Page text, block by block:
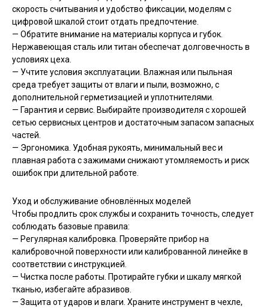
скорость считывания и удобство фиксации, моделям с
цифровой шкалой стоит отдать предпочтение.
— Обратите внимание на материалы корпуса и губок.
Нержавеющая сталь или титан обеспечат долговечность в
условиях цеха.
— Учтите условия эксплуатации. Влажная или пыльная
среда требует защиты от влаги и пыли, возможно, с
дополнительной герметизацией и уплотнителями.
— Гарантия и сервис. Выбирайте производителя с хорошей
сетью сервисных центров и достаточным запасом запасных
частей.
— Эргономика. Удобная рукоять, минимальный вес и
плавная работа с зажимами снижают утомляемость и риск
ошибок при длительной работе.
Уход и обслуживание обновлённых моделей
Чтобы продлить срок службы и сохранить точность, следует
соблюдать базовые правила:
— Регулярная калибровка. Проверяйте прибор на
калибровочной поверхности или калиброванной линейке в
соответствии с инструкцией.
— Чистка после работы. Протирайте губки и шкалу мягкой
тканью, избегайте абразивов.
— Защита от ударов и влаги. Храните инструмент в чехле,